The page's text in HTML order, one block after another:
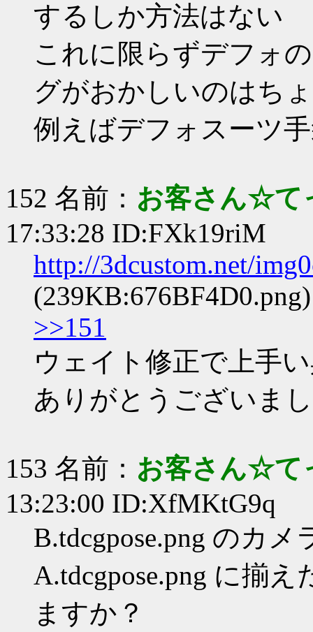
するしか方法はない
これに限らずデフォ
グがおかしいのはち
例えばデフォスーツ
152 名前： お客さん☆て
17:33:28 ID:FXk19riM
http://3dcustom.net/
(239KB:676BF4D0.png)
>>151
ウェイト修正で上手
ありがとうございま
153 名前： お客さん☆て
13:23:00 ID:XfMKtG9q
B.tdcgpose.png のカ
A.tdcgpose.png に揃
ますか？